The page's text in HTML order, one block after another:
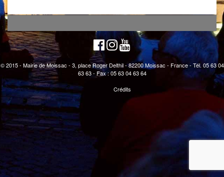
© 2015 - Mairie de Moissac - 3, place Roger Delthil - 82200 Moissac - France - Tél. 05 63 04
63 63 - Fax : 05 63 04 63 64
Crédits